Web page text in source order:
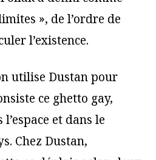
», de l’ordre de
l’existence.
utilise Dustan pour
ce ghetto gay,
et dans le
Chez Dustan,